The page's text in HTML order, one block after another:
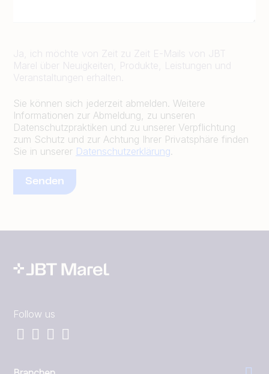
Ja, ich möchte von Zeit zu Zeit E-Mails von JBT
Marel über Neuigkeiten, Produkte, Leistungen und
Veranstaltungen erhalten.
Sie können sich jederzeit abmelden. Weitere
Informationen zur Abmeldung, zu unseren
Datenschutzpraktiken und zu unserer Verpflichtung
zum Schutz und zur Achtung Ihrer Privatsphäre finden
Sie in unserer Datenschutzerklärung.
Follow us